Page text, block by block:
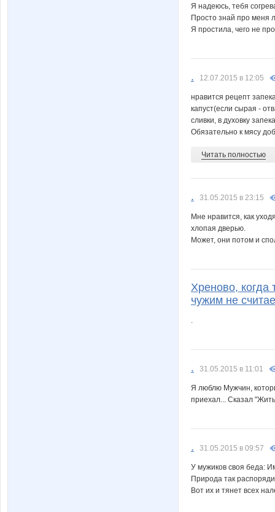
Я надеюсь, тебя
Просто знай про меня
Я простила, чего не
. 12.07.2015 в 12:05
нравится рецепт
капуст(если сырая -
сливки, в духовку
Обязательно к мясу
Читать полностью
. 31.05.2015 в 23:15
Мне нравится, как
хлопая дверью.
Может, они потом и
Хреново, когда
чужим не
.
. 31.05.2015 в 11:01
Я люблю Мужчин,
приехал... Сказал
. 31.05.2015 в 09:57
У мужиков своя беда:
Природа так
Вот их и тянет всех